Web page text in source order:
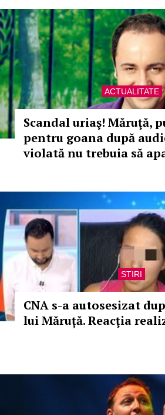
ACTUALITATE
Scandal uriaş! Măruţă,
pentru goana după
violată nu trebuia să
STIRI
CNA s-a autosesizat
lui Măruță. Reacţia